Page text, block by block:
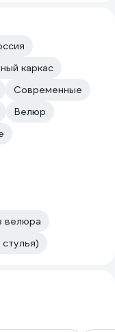
каркас
Современные
Велюр
велюра